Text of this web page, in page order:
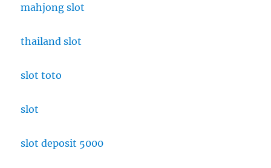
mahjong slot
thailand slot
slot toto
slot
slot deposit 5000